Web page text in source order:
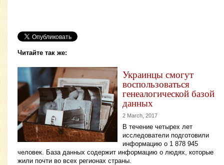
Читайте так же:
Украинцы смогут
воспользоваться
генеалогической базой
данных
2 March, 2017
В течение четырех лет
исследователи подготовили
информацию о 1 878 945
человек. База данных содержит информацию о людях, которые
жили почти во всех регионах страны.